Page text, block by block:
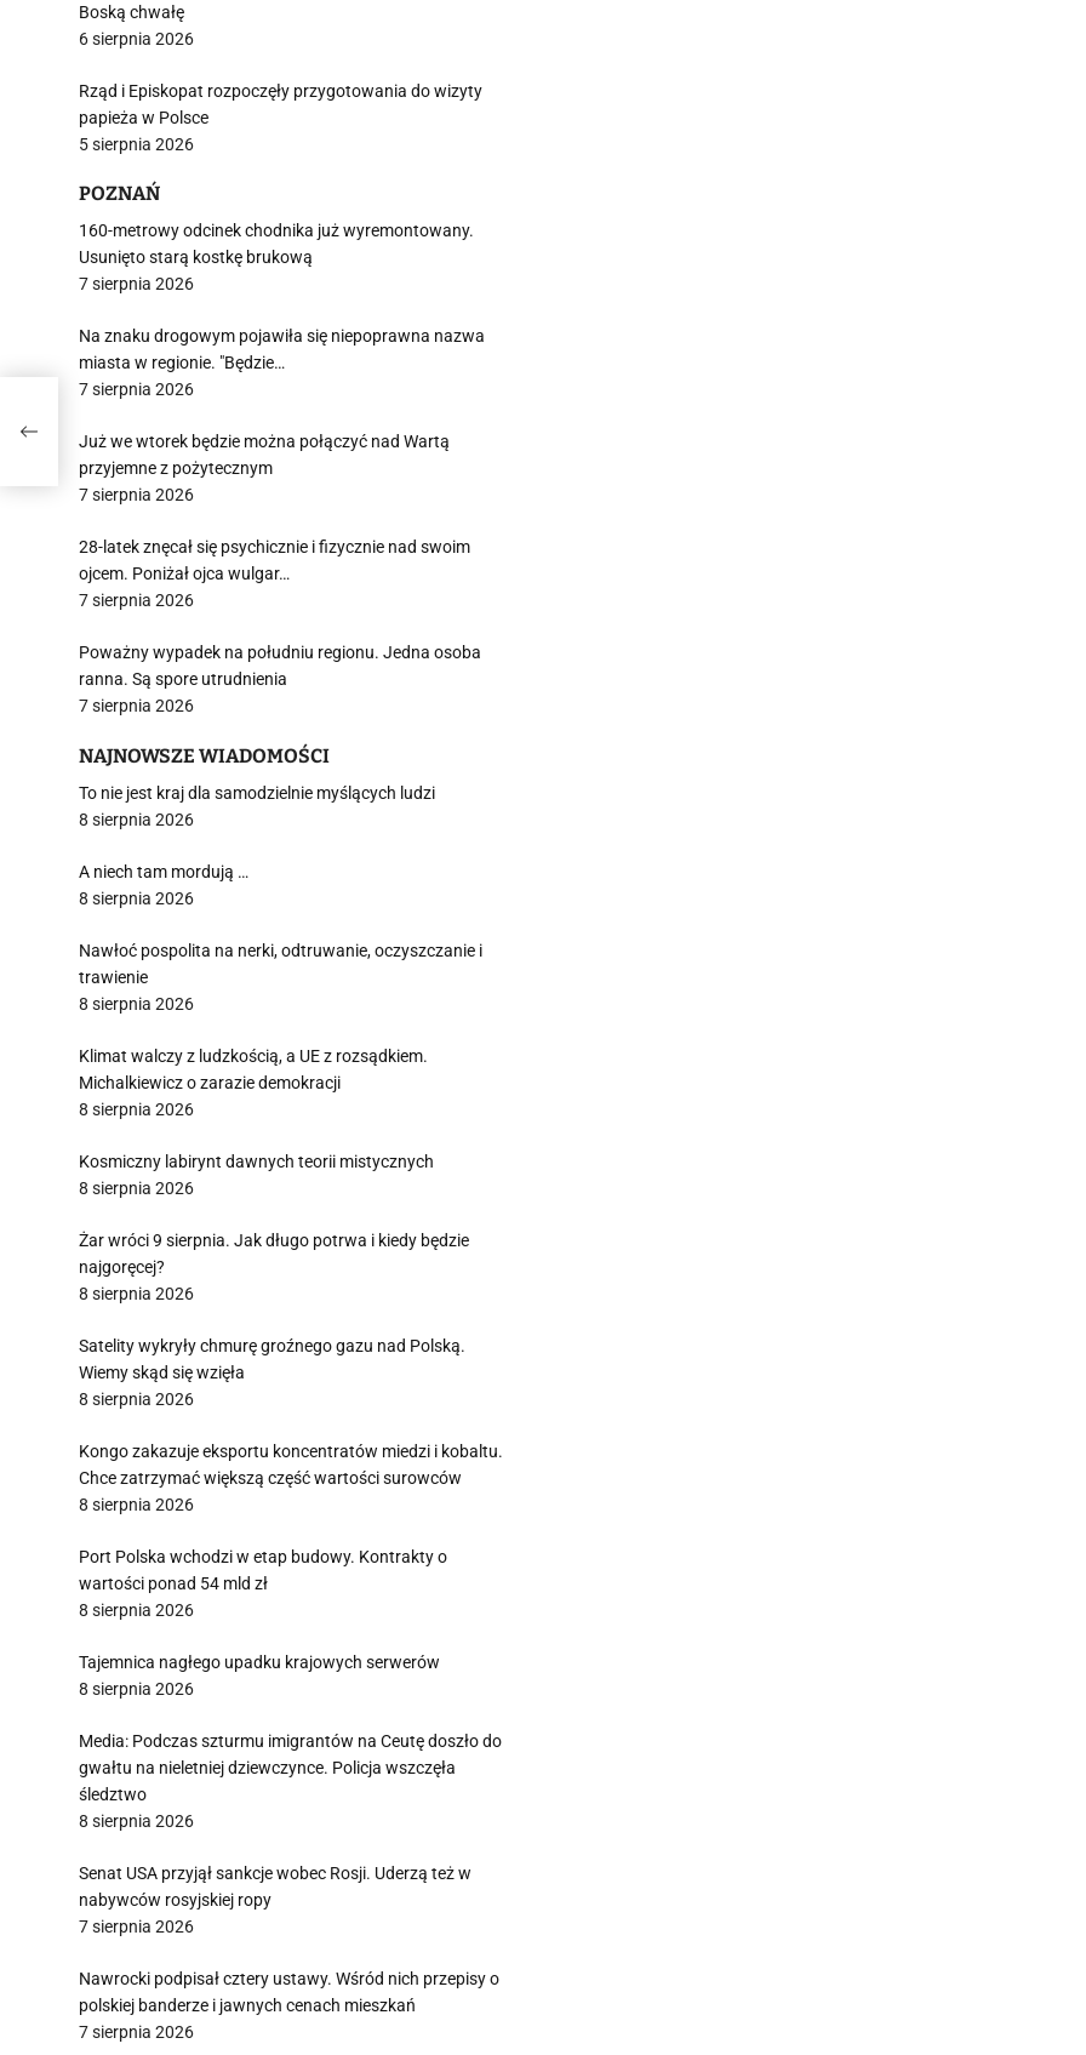
Boską chwałę
6 sierpnia 2026
Rząd i Episkopat rozpoczęły przygotowania do wizyty
papieża w Polsce
5 sierpnia 2026
POZNAŃ
160-metrowy odcinek chodnika już wyremontowany.
Usunięto starą kostkę brukową
7 sierpnia 2026
Na znaku drogowym pojawiła się niepoprawna nazwa
miasta w regionie. "Będzie…
7 sierpnia 2026
Już we wtorek będzie można połączyć nad Wartą
przyjemne z pożytecznym
7 sierpnia 2026
28-latek znęcał się psychicznie i fizycznie nad swoim
ojcem. Poniżał ojca wulgar…
7 sierpnia 2026
Poważny wypadek na południu regionu. Jedna osoba
ranna. Są spore utrudnienia
7 sierpnia 2026
NAJNOWSZE WIADOMOŚCI
To nie jest kraj dla samodzielnie myślących ludzi
8 sierpnia 2026
A niech tam mordują …
8 sierpnia 2026
Nawłoć pospolita na nerki, odtruwanie, oczyszczanie i
trawienie
8 sierpnia 2026
Klimat walczy z ludzkością, a UE z rozsądkiem.
Michalkiewicz o zarazie demokracji
8 sierpnia 2026
Kosmiczny labirynt dawnych teorii mistycznych
8 sierpnia 2026
Żar wróci 9 sierpnia. Jak długo potrwa i kiedy będzie
najgoręcej?
8 sierpnia 2026
Satelity wykryły chmurę groźnego gazu nad Polską.
Wiemy skąd się wzięła
8 sierpnia 2026
Kongo zakazuje eksportu koncentratów miedzi i kobaltu.
Chce zatrzymać większą część wartości surowców
8 sierpnia 2026
Port Polska wchodzi w etap budowy. Kontrakty o
wartości ponad 54 mld zł
8 sierpnia 2026
Tajemnica nagłego upadku krajowych serwerów
8 sierpnia 2026
Media: Podczas szturmu imigrantów na Ceutę doszło do
gwałtu na nieletniej dziewczynce. Policja wszczęła
śledztwo
8 sierpnia 2026
Senat USA przyjął sankcje wobec Rosji. Uderzą też w
nabywców rosyjskiej ropy
7 sierpnia 2026
Nawrocki podpisał cztery ustawy. Wśród nich przepisy o
polskiej banderze i jawnych cenach mieszkań
7 sierpnia 2026